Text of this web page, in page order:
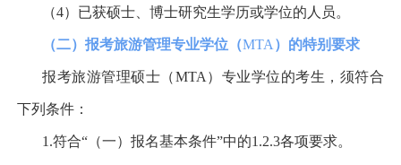
（4）已获硕士、博士研究生学历或学位的人员。
（二）报考旅游管理专业学位（MTA ）的特别要求
报考旅游管理硕士（MTA ）专业学位的考生，须符合
下列条件：
1.符合“ （一）报名基本条件”中的1.2.3各项要求。